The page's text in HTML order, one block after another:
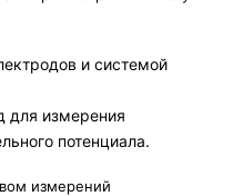
и системой
для измерения
потенциала.
измерений